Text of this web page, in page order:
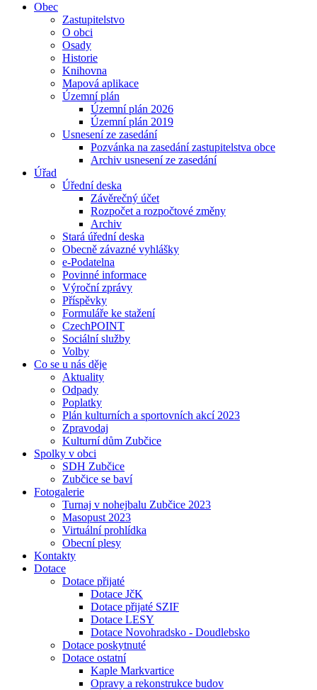
Obec
Zastupitelstvo
O obci
Osady
Historie
Knihovna
Mapová aplikace
Územní plán
Územní plán 2026
Územní plán 2019
Usnesení ze zasedání
Pozvánka na zasedání zastupitelstva obce
Archiv usnesení ze zasedání
Úřad
Úřední deska
Závěrečný účet
Rozpočet a rozpočtové změny
Archiv
Stará úřední deska
Obecně závazné vyhlášky
e-Podatelna
Povinné informace
Výroční zprávy
Příspěvky
Formuláře ke stažení
CzechPOINT
Sociální služby
Volby
Co se u nás děje
Aktuality
Odpady
Poplatky
Plán kulturních a sportovních akcí 2023
Zpravodaj
Kulturní dům Zubčice
Spolky v obci
SDH Zubčice
Zubčice se baví
Fotogalerie
Turnaj v nohejbalu Zubčice 2023
Masopust 2023
Virtuální prohlídka
Obecní plesy
Kontakty
Dotace
Dotace přijaté
Dotace JčK
Dotace přijaté SZIF
Dotace LESY
Dotace Novohradsko - Doudlebsko
Dotace poskytnuté
Dotace ostatní
Kaple Markvartice
Opravy a rekonstrukce budov